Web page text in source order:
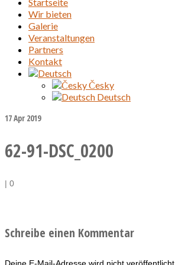
Wir bieten
Galerie
Veranstaltungen
Partners
Kontakt
Česky
Deutsch
17Apr 2019
62-91-DSC_0200
| 0
Schreibe einen Kommentar
Deine E-Mail-Adresse wird nicht veröffentlicht.